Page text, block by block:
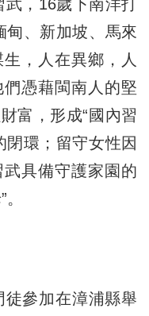
，16歲下南洋打
甸、新加坡、馬來
，人在異鄉，人
憑藉閩南人的堅
富，形成“國內習
環；留守女性因
具備守護家園的
參加在漳浦縣舉